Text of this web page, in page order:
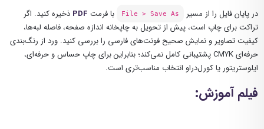
در پایان فایل را از مسیر
File > Save As با فرمت PDF ذخیره کنید. اگر
تراکت برای چاپ است، پیش از تحویل به چاپخانه اندازه صفحه، فاصله لبه‌ها،
کیفیت تصاویر و نمایش صحیح فونت‌های فارسی را بررسی کنید. ورد از رنگ‌بندی
حرفه‌ای CMYK پشتیبانی کامل نمی‌کند؛ بنابراین برای چاپ حساس و حرفه‌ای،
ایلوستریتور یا کورل‌دراو انتخاب مناسب‌تری است.
فیلم آموزش: